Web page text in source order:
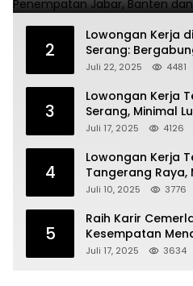
2
Lowongan Kerja
Serang:
Kecantikan
Juli 22, 2025 4481
3
Lowongan Kerja
Serang, Minimal
Sederajat
Juli 17, 2025 4126
4
Lowongan Kerja
Tangerang Raya,
SMK
Juli 10, 2025 3776
5
Raih Karir
Kesempatan
Juli 17, 2025 3634